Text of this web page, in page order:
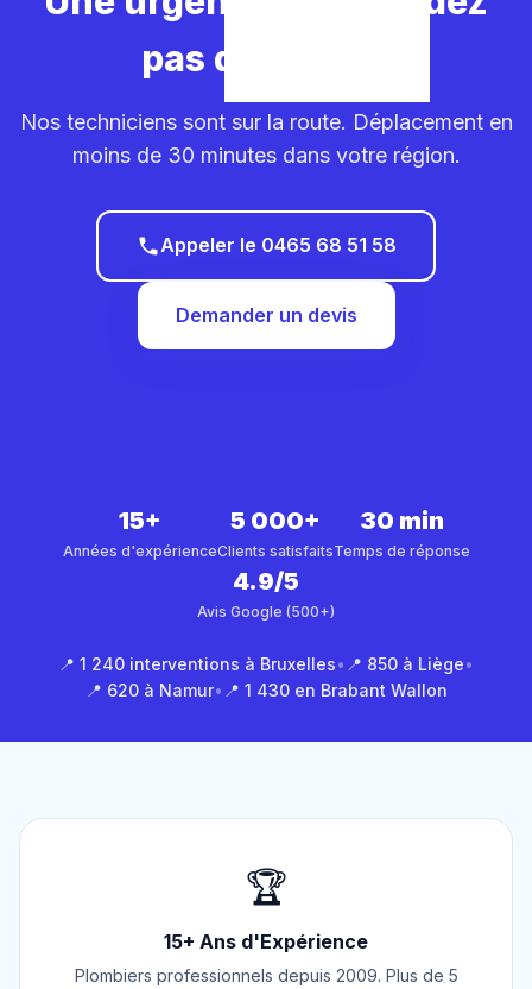
pas de temps.
Nos techniciens sont sur la route. Déplacement en
moins de 30 minutes dans votre région.
Appeler le 0465 68 51 58
Demander un devis
15+
Années d'expérience
5 000+
Clients satisfaits
30 min
Temps de réponse
4.9/5
Avis Google (500+)
📍 1 240 interventions à Bruxelles• 📍 850 à Liège•
📍 620 à Namur• 📍 1 430 en Brabant Wallon
🏆
15+ Ans d'Expérience
Plombiers professionnels depuis 2009. Plus de 5